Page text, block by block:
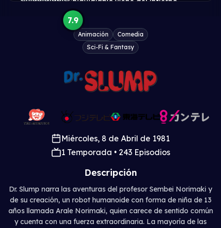
E21
Episodio 21
E22
Episodio 22
E23
Episodio 23
E24
E25
Episodio 25
7.9
Animación
Comedia
Sci-Fi & Fantasy
Miércoles, 8 de Abril de 1981
1 Temporada • 243 Episodios
Descripción
Dr. Slump narra las aventuras del profesor Sembei Norimaki y
de su creación, un robot humanoide con forma de niña de 13
años llamada Arale Norimaki, quien carece de sentido común
y cuenta con una fuerza extraordinaria. La mayoría de las